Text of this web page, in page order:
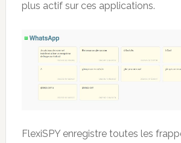
plus actif sur ces applications.
FlexiSPY enregistre toutes les